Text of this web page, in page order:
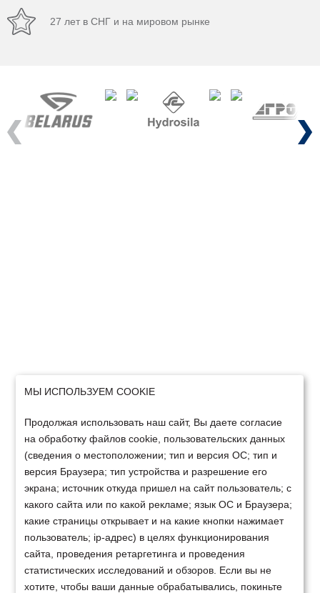
27 лет в СНГ и на мировом рынке
Previous Next
МЫ ИСПОЛЬЗУЕМ COOKIE
Продолжая использовать наш сайт, Вы даете согласие
на обработку файлов cookie, пользовательских данных
(сведения о местоположении; тип и версия ОС; тип и
версия Браузера; тип устройства и разрешение его
экрана; источник откуда пришел на сайт пользователь; с
какого сайта или по какой рекламе; язык ОС и Браузера;
какие страницы открывает и на какие кнопки нажимает
пользователь; ip-адрес) в целях функционирования
сайта, проведения ретаргетинга и проведения
статистических исследований и обзоров. Если вы не
хотите, чтобы ваши данные обрабатывались, покиньте